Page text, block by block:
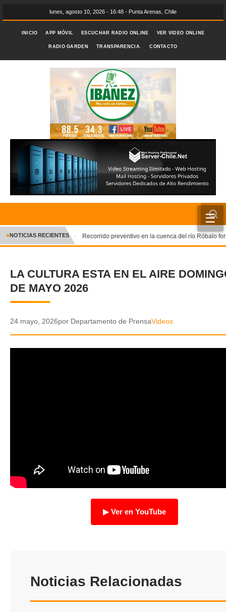
lunes, agosto 10, 2026 - 16:48 - Punta Arenas, Chile
INICIO APP MÓVIL ESCUCHAR RADIO ONLINE VER VIDEO ONLINE
RADIO GARDEN TRANSPARENCIA. CONTACTO
☰
INICIO
CRÓNICA
DEPORTES
POLICIAL
TRANSPARENCIA
✕
●NOTICIAS RECIENTES Recorrido preventivo en la cuenca del río Róbalo
LA CULTURA ESTA EN EL AIRE
DE MAYO 2026
24 mayo, 2026por Departamento de PrensaVideos
▶ Ver en YouTube
Noticias Relacionadas